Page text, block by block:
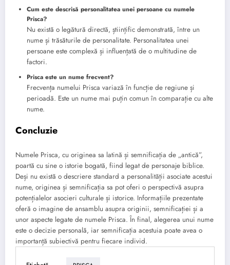
Cum este descrisă personalitatea unei persoane cu numele
Prisca?
Nu există o legătură directă, științific demonstrată, între un
nume și trăsăturile de personalitate. Personalitatea unei
persoane este complexă și influențată de o multitudine de
factori.
Prisca este un nume frecvent?
Frecvența numelui Prisca variază în funcție de regiune și
perioadă. Este un nume mai puțin comun în comparație cu alte
nume.
Concluzie
Numele Prisca, cu originea sa latină și semnificația de „antică”,
poartă cu sine o istorie bogată, fiind legat de personaje biblice.
Deși nu există o descriere standard a personalității asociate acestui
nume, originea și semnificația sa pot oferi o perspectivă asupra
potențialelor asocieri culturale și istorice. Informațiile prezentate
oferă o imagine de ansamblu asupra originii, semnificației și a
unor aspecte legate de numele Prisca. În final, alegerea unui nume
este o decizie personală, iar semnificația acestuia poate avea o
importanță subiectivă pentru fiecare individ.